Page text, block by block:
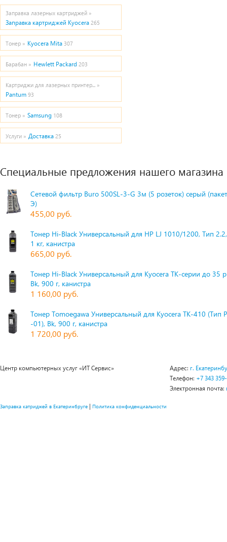
Заправка лазерных картриджей »
Заправка картриджей Kyocera 265
Тонер » Kyocera Mita 307
Барабан » Hewlett Packard 203
Картриджи для лазерных принтер... »
Pantum 93
Тонер » Samsung 108
Услуги » Доставка 25
Специальные предложения нашего магазина
Сетевой фильтр Buro 500SL-3-G 3м (5 розеток) серый
Э)
455,00 руб.
Тонер Hi-Black Универсальный для HP LJ 1010/1200, Тип
1 кг, канистра
665,00 руб.
Тонер Hi-Black Универсальный для Kyocera TK-серии до 35
Bk, 900 г, канистра
1 160,00 руб.
Тонер Tomoegawa Универсальный для Kyocera TK-410 (Тип
-01), Bk, 900 г, канистра
1 720,00 руб.
Центр компьютерных услуг «ИТ Сервис» Адрес: г.
Телефон: +7 343
Электронная почта:
Заправка катриджей в Екатеринбруге | Политика конфиденциальности